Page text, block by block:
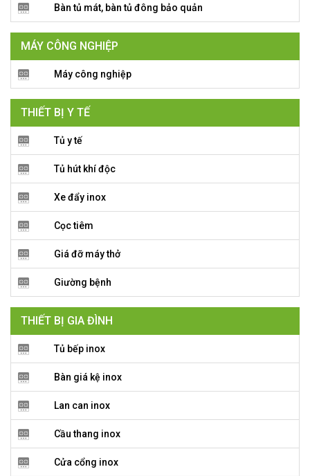
Bàn tủ mát, bàn tủ đông bảo quản
MÁY CÔNG NGHIỆP
Máy công nghiệp
THIẾT BỊ Y TẾ
Tủ y tế
Tủ hút khí độc
Xe đẩy inox
Cọc tiêm
Giá đỡ máy thở
Giường bệnh
THIẾT BỊ GIA ĐÌNH
Tủ bếp inox
Bàn giá kệ inox
Lan can inox
Cầu thang inox
Cửa cổng inox